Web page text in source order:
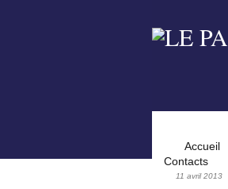
Accueil
Contacts
11 avril 2013